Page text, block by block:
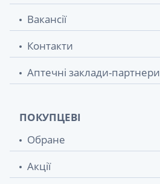
Вакансії
Контакти
Аптечні заклади-партнери
ПОКУПЦЕВІ
Обране
Акції